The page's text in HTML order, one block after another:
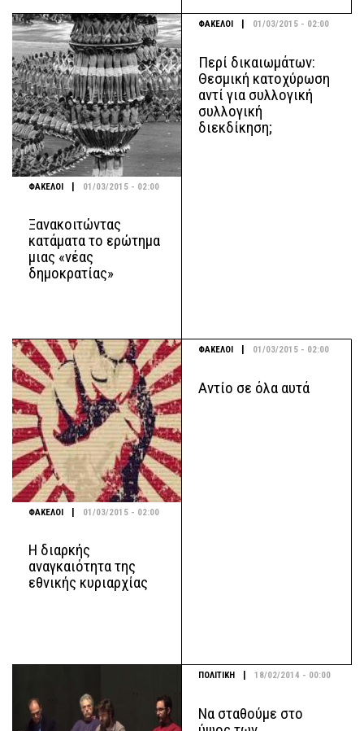
ΦΑΚΕΛΟΙ | 01/03/2015 - 02:00
Ξανακοιτώντας
κατάματα το ερώτημα
μιας «νέας
δημοκρατίας»
ΦΑΚΕΛΟΙ 01/03/2015 - 02:00
Περί δικαιωμάτων:
Θεσμική κατοχύρωση
αντί για συλλογική
συλλογική
διεκδίκηση;
ΦΑΚΕΛΟΙ | 01/03/2015 - 02:00
Η διαρκής
αναγκαιότητα της
εθνικής κυριαρχίας
ΦΑΚΕΛΟΙ 01/03/2015 - 02:00
Αντίο σε όλα αυτά
ΠΟΛΙΤΙΚΗ 18/02/2014 - 00:00
Να σταθούμε στο